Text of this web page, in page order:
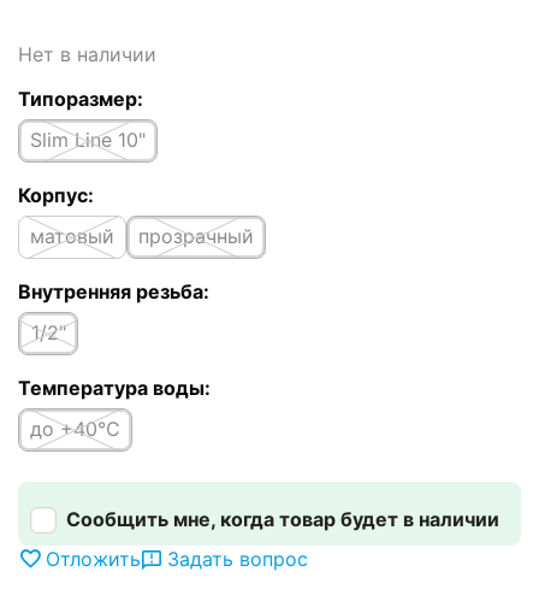
Нет в наличии
Типоразмер:
Slim Line 10"
Корпус:
матовый
прозрачный
Внутренняя резьба:
1/2"
Температура воды:
до +40°C
Сообщить мне, когда товар будет в наличии
Отложить
Задать вопрос